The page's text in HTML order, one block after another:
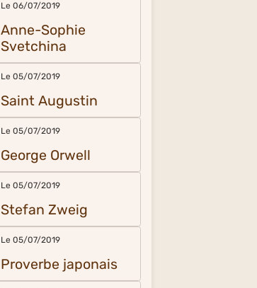
Le 06/07/2019
Anne-Sophie
Svetchina
Le 05/07/2019
Saint Augustin
Le 05/07/2019
George Orwell
Le 05/07/2019
Stefan Zweig
Le 05/07/2019
Proverbe japonais